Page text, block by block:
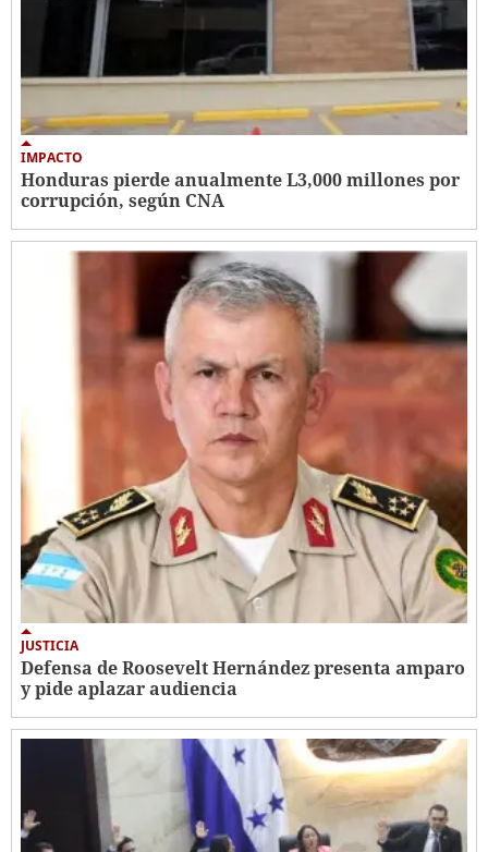
IMPACTO
Honduras pierde anualmente L3,000 millones por
corrupción, según CNA
JUSTICIA
Defensa de Roosevelt Hernández presenta amparo
y pide aplazar audiencia